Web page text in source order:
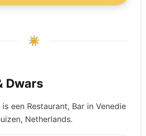
Dwars
een Restaurant, Bar in Venedie
Netherlands.